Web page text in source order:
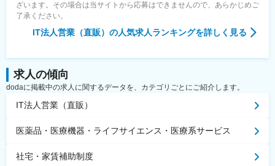
ざいます。その場合は当サイトから応募はできませんので、あらかじめご
了承ください。
IT法人営業（直販） の人気求人ランキングを詳しく見る
求人の傾向
dodaに掲載中の求人に関するデータを、カテゴリごとにご紹介します。
IT法人営業（直販）
医薬品・医療機器・ライフサイエンス・医療系サービス
社宅・家賃補助制度